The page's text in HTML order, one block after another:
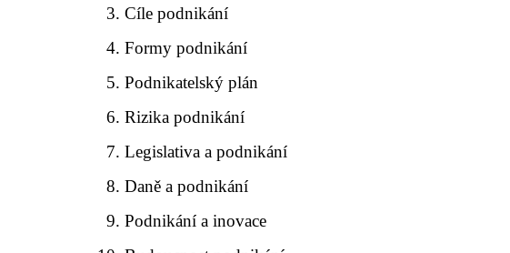
Cíle podnikání
Formy podnikání
Podnikatelský plán
Rizika podnikání
Legislativa a podnikání
Daně a podnikání
Podnikání a inovace